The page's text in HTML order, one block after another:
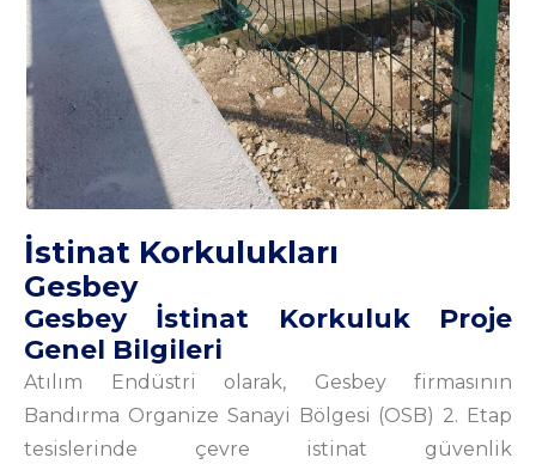
İstinat Korkulukları
Gesbey
Gesbey İstinat Korkuluk Proje
Genel Bilgileri
Atılım Endüstri olarak, Gesbey firmasının
Bandırma Organize Sanayi Bölgesi (OSB) 2. Etap
tesislerinde çevre istinat güvenlik